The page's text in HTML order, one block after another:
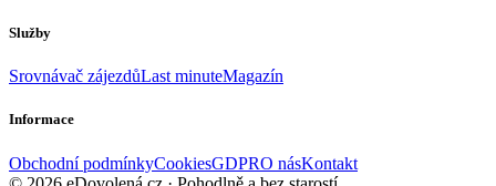
Služby
Srovnávač zájezdůLast minuteMagazín
Informace
Obchodní podmínkyCookiesGDPRO násKontakt